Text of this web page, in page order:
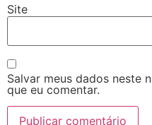
Site
Salvar meus dados neste
que eu comentar.